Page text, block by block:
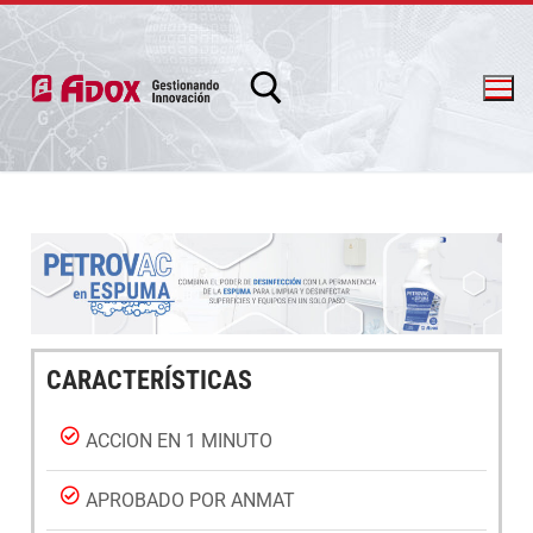
info@adox.com.ar whatsapp: 54 9 11 6230 2470
PRODUCTOS Y SERVICIOS
CARACTERÍSTICAS
ACCION EN 1 MINUTO
APROBADO POR ANMAT